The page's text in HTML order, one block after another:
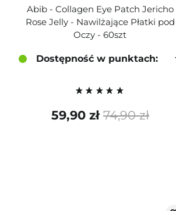
Abib - Collagen Eye Patch Jericho
Rose Jelly - Nawilżające Płatki pod
Oczy - 60szt
Dostępność w punktach:
74,90 zł
59,90 zł